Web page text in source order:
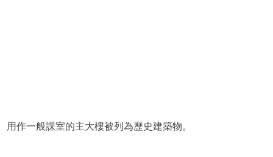
用作一般課室的主大樓被列為歷史建築物。